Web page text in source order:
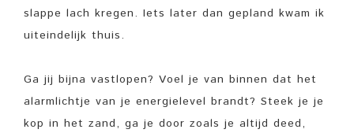
slappe lach kregen. Iets later dan gepland kwam ik
uiteindelijk thuis.
Ga jij bijna vastlopen? Voel je van binnen dat het
alarmlichtje van je energielevel brandt? Steek je je
kop in het zand, ga je door zoals je altijd deed,